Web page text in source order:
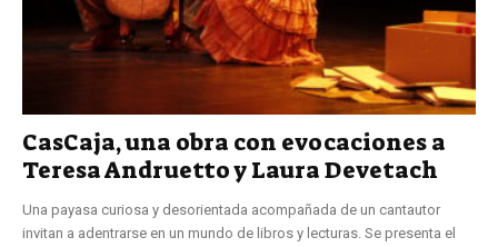
CasCaja, una obra con evocaciones a
Teresa Andruetto y Laura Devetach
Una payasa curiosa y desorientada acompañada de un cantautor
invitan a adentrarse en un mundo de libros y lecturas. Se presenta el